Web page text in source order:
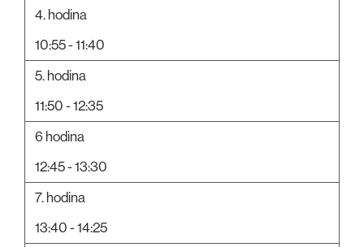
4. hodina
10:55 - 11:40
5. hodina
11:50 - 12:35
6 hodina
12:45 - 13:30
7. hodina
13:40 - 14:25